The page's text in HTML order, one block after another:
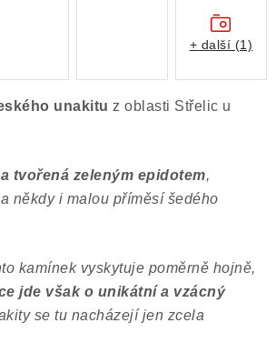
reklamace
od smlouvy
unakitu z oblasti Střelic u
tvořená zeleným epidotem,
a někdy i malou příměsí šedého
kamínek vyskytuje poměrně hojně,
jde však o unikátní a vzácný
se tu nacházejí jen zcela
+ další (1)